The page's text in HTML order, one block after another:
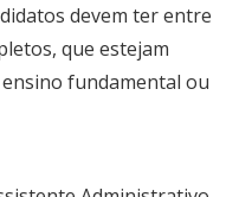
devem ter entre
que estejam
fundamental ou